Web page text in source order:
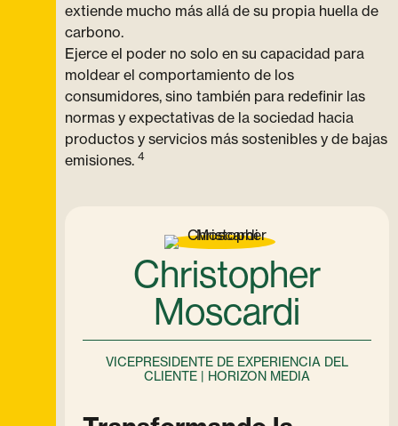
extiende mucho más allá de su propia huella de
carbono.
Ejerce el poder no solo en su capacidad para
moldear el comportamiento de los
consumidores, sino también para redefinir las
normas y expectativas de la sociedad hacia
productos y servicios más sostenibles y de bajas
emisiones. 4
Christopher
Moscardi
VICEPRESIDENTE DE EXPERIENCIA DEL
CLIENTE | HORIZON MEDIA